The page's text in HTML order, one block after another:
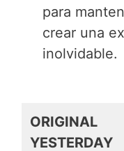
para
crear una
inolvidable.
ORIGINAL
YESTERDAY